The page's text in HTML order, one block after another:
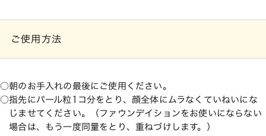
ご使用方法
朝のお手入れの最後にご使用ください。
指先にパール粒1コ分をとり、顔全体にムラなくていねいにな
じませてください。（ファウンデイションをお使いにならない
場合は、もう一度同量をとり、重ねづけします。）